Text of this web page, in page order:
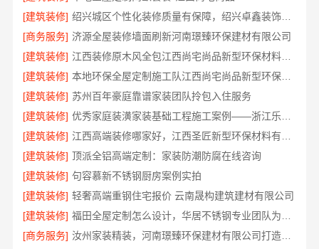
[建筑装修]
绍兴城区个性化装修质量有保障，绍兴卓鑫装饰材料有限公司严格品控
[商务服务] 济源全屋装修墙面刷新河南璟臻环保建材有限公司
[建筑装修]
江西装修原木风全包江西尚宅尚品新型环保材料有限公司
[建筑装修]
本地环保全屋定制施工队江西尚宅尚品新型环保材料有限公司
[建筑装修] 苏州百年豪庭靠谱家装团队拎包入住服务
[建筑装修]
[建筑装修]
[建筑装修] 顶派全铝高端定制：家装防潮防腐在线咨询
[建筑装修] 句容慕新不锈钢厨房案例实拍
[建筑装修] 轻奢高端重钢住宅报价 云南晟构建筑建材有限公司
[建筑装修]
[商务服务]
汝州家装精装，河南璟臻环保建材有限公司打造理想空间